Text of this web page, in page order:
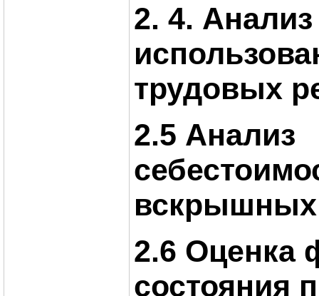
2. 4. Анализ
трудовых
2.5 Анализ
вскрышных
2.6 Оценка
состояния